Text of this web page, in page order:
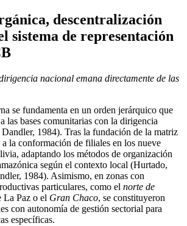
descentralización
sistema de representación
nacional emana directamente de las
se fundamenta en un orden jerárquico que
las bases comunitarias con la dirigencia
1984). Tras la fundación de la matriz
la conformación de filiales en los nueve
adaptando los métodos de organización
según el contexto local (Hurtado,
1984). Asimismo, en zonas con
particulares, como el norte de
La Paz o el Gran Chaco, se constituyeron
con autonomía de gestión sectorial para
específicas.